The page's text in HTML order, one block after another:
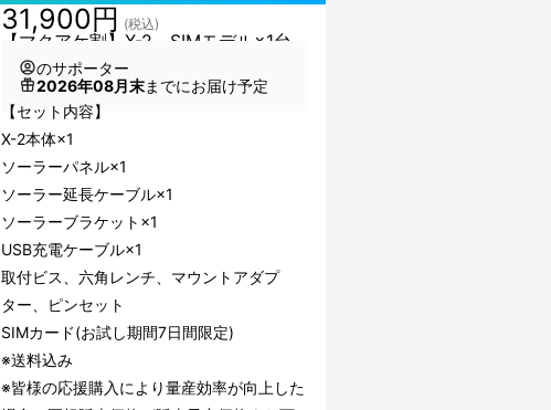
【マクアケ割】X-2＿SIMモデル×1台
31,900円 (税込)
のサポーター
2026年08月末までにお届け予定
【セット内容】
X-2本体×1
ソーラーパネル×1
ソーラー延長ケーブル×1
ソーラーブラケット×1
USB充電ケーブル×1
取付ビス、六角レンチ、マウントアダプ
ター、ピンセット
SIMカード(お試し期間7日間限定)
※送料込み
※皆様の応援購入により量産効率が向上した